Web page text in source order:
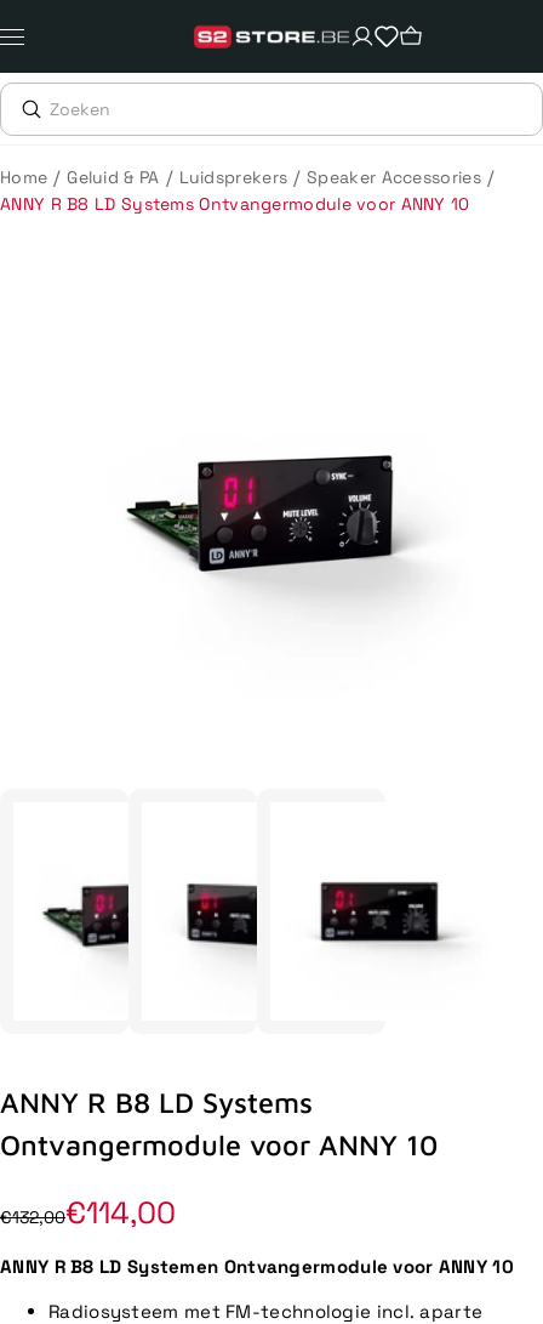
naar
content
Home / Geluid & PA / Luidsprekers / Speaker Accessories /
ANNY R B8 LD Systems Ontvangermodule voor ANNY 10
ANNY R B8 LD Systems
Ontvangermodule voor ANNY 10
€132,00€114,00
ANNY R B8 LD Systemen Ontvangermodule voor ANNY 10
Radiosysteem met FM-technologie incl. aparte